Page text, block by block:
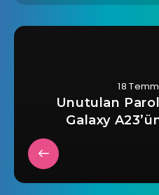
18
Unutulan
Galaxy